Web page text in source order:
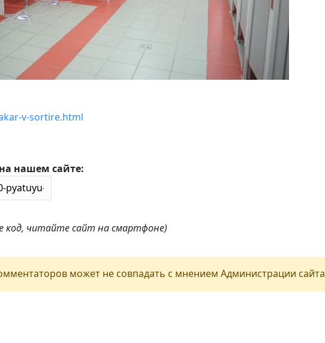
v-sortire.html
нашем сайте:
код, читайте сайт на смартфоне)
может не совпадать с мнением Администрации сайта